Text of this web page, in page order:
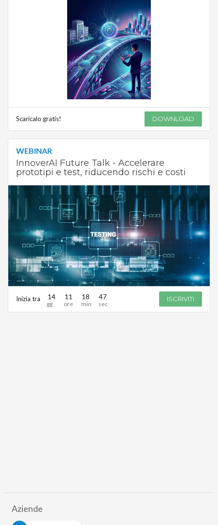
Scaricalo gratis! DOWNLOAD
WEBINAR
InnoverAI Future Talk - Accelerare
prototipi e test, riducendo rischi e costi
Inizia tra 14 11 18 47 ISCRIVITI
Aziende